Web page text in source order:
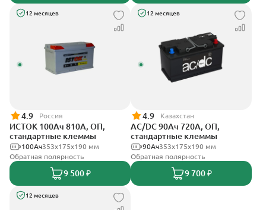
12 месяцев
4.9 Россия
ИСТОК 100Ач 810А, ОП,
стандартные клеммы
353х175х190 мм
100Ач
Обратная полярность
9 500 ₽
12 месяцев
4.9 Казахстан
AC/DC 90Ач 720А, ОП,
стандартные клеммы
353х175х190 мм
90Ач
Обратная полярность
9 700 ₽
12 месяцев